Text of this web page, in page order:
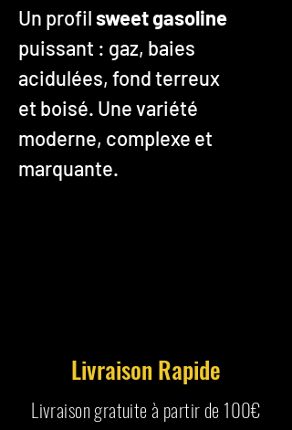
Un profilsweet gasoline
puissant : gaz, baies
acidulées, fond terreux
et boisé. Une variété
moderne, complexe et
marquante.
Livraison Rapide
Livraison gratuite à partir de 100€